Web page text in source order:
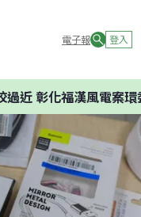
電子報 登入
化福漢風電案環委建議